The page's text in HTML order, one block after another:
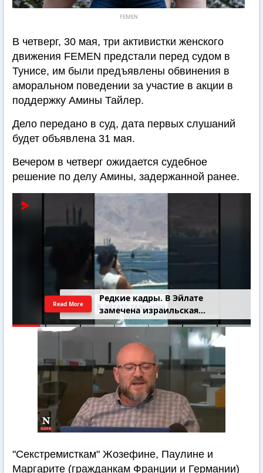
FEMEN
В четверг, 30 мая, три активистки женского
движения FEMEN предстали перед судом в
Тунисе, им были предъявлены обвинения в
аморальном поведении за участие в акции в
поддержку Амины Тайлер.
Дело передано в суд, дата первых слушаний
будет объявлена 31 мая.
Вечером в четверг ожидается судебное
решение по делу Амины, задержанной ранее.
Редкие кадры. В Эйлате
замечена израильская
подводная лодка
Read More
"Секстремисткам" Жозефине, Паулине и
Маргарите (гражданкам Франции и Германии)